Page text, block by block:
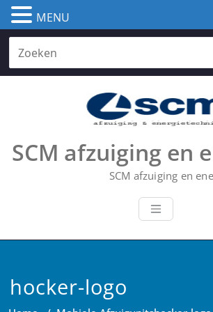
Skip
content
SCM afzuiging en
SCM afzuiging en
hocker-logo
MENU